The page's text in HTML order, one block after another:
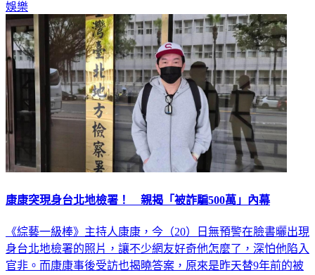
娛樂
康康突現身台北地檢署！ 親揭「被詐騙500萬」內幕
《綜藝一級棒》主持人康康，今（20）日無預警在臉書曬出現
身台北地檢署的照片，讓不少網友好奇他怎麼了，深怕他陷入
官非。而康康事後受訪也揭曉答案，原來是昨天替9年前的被